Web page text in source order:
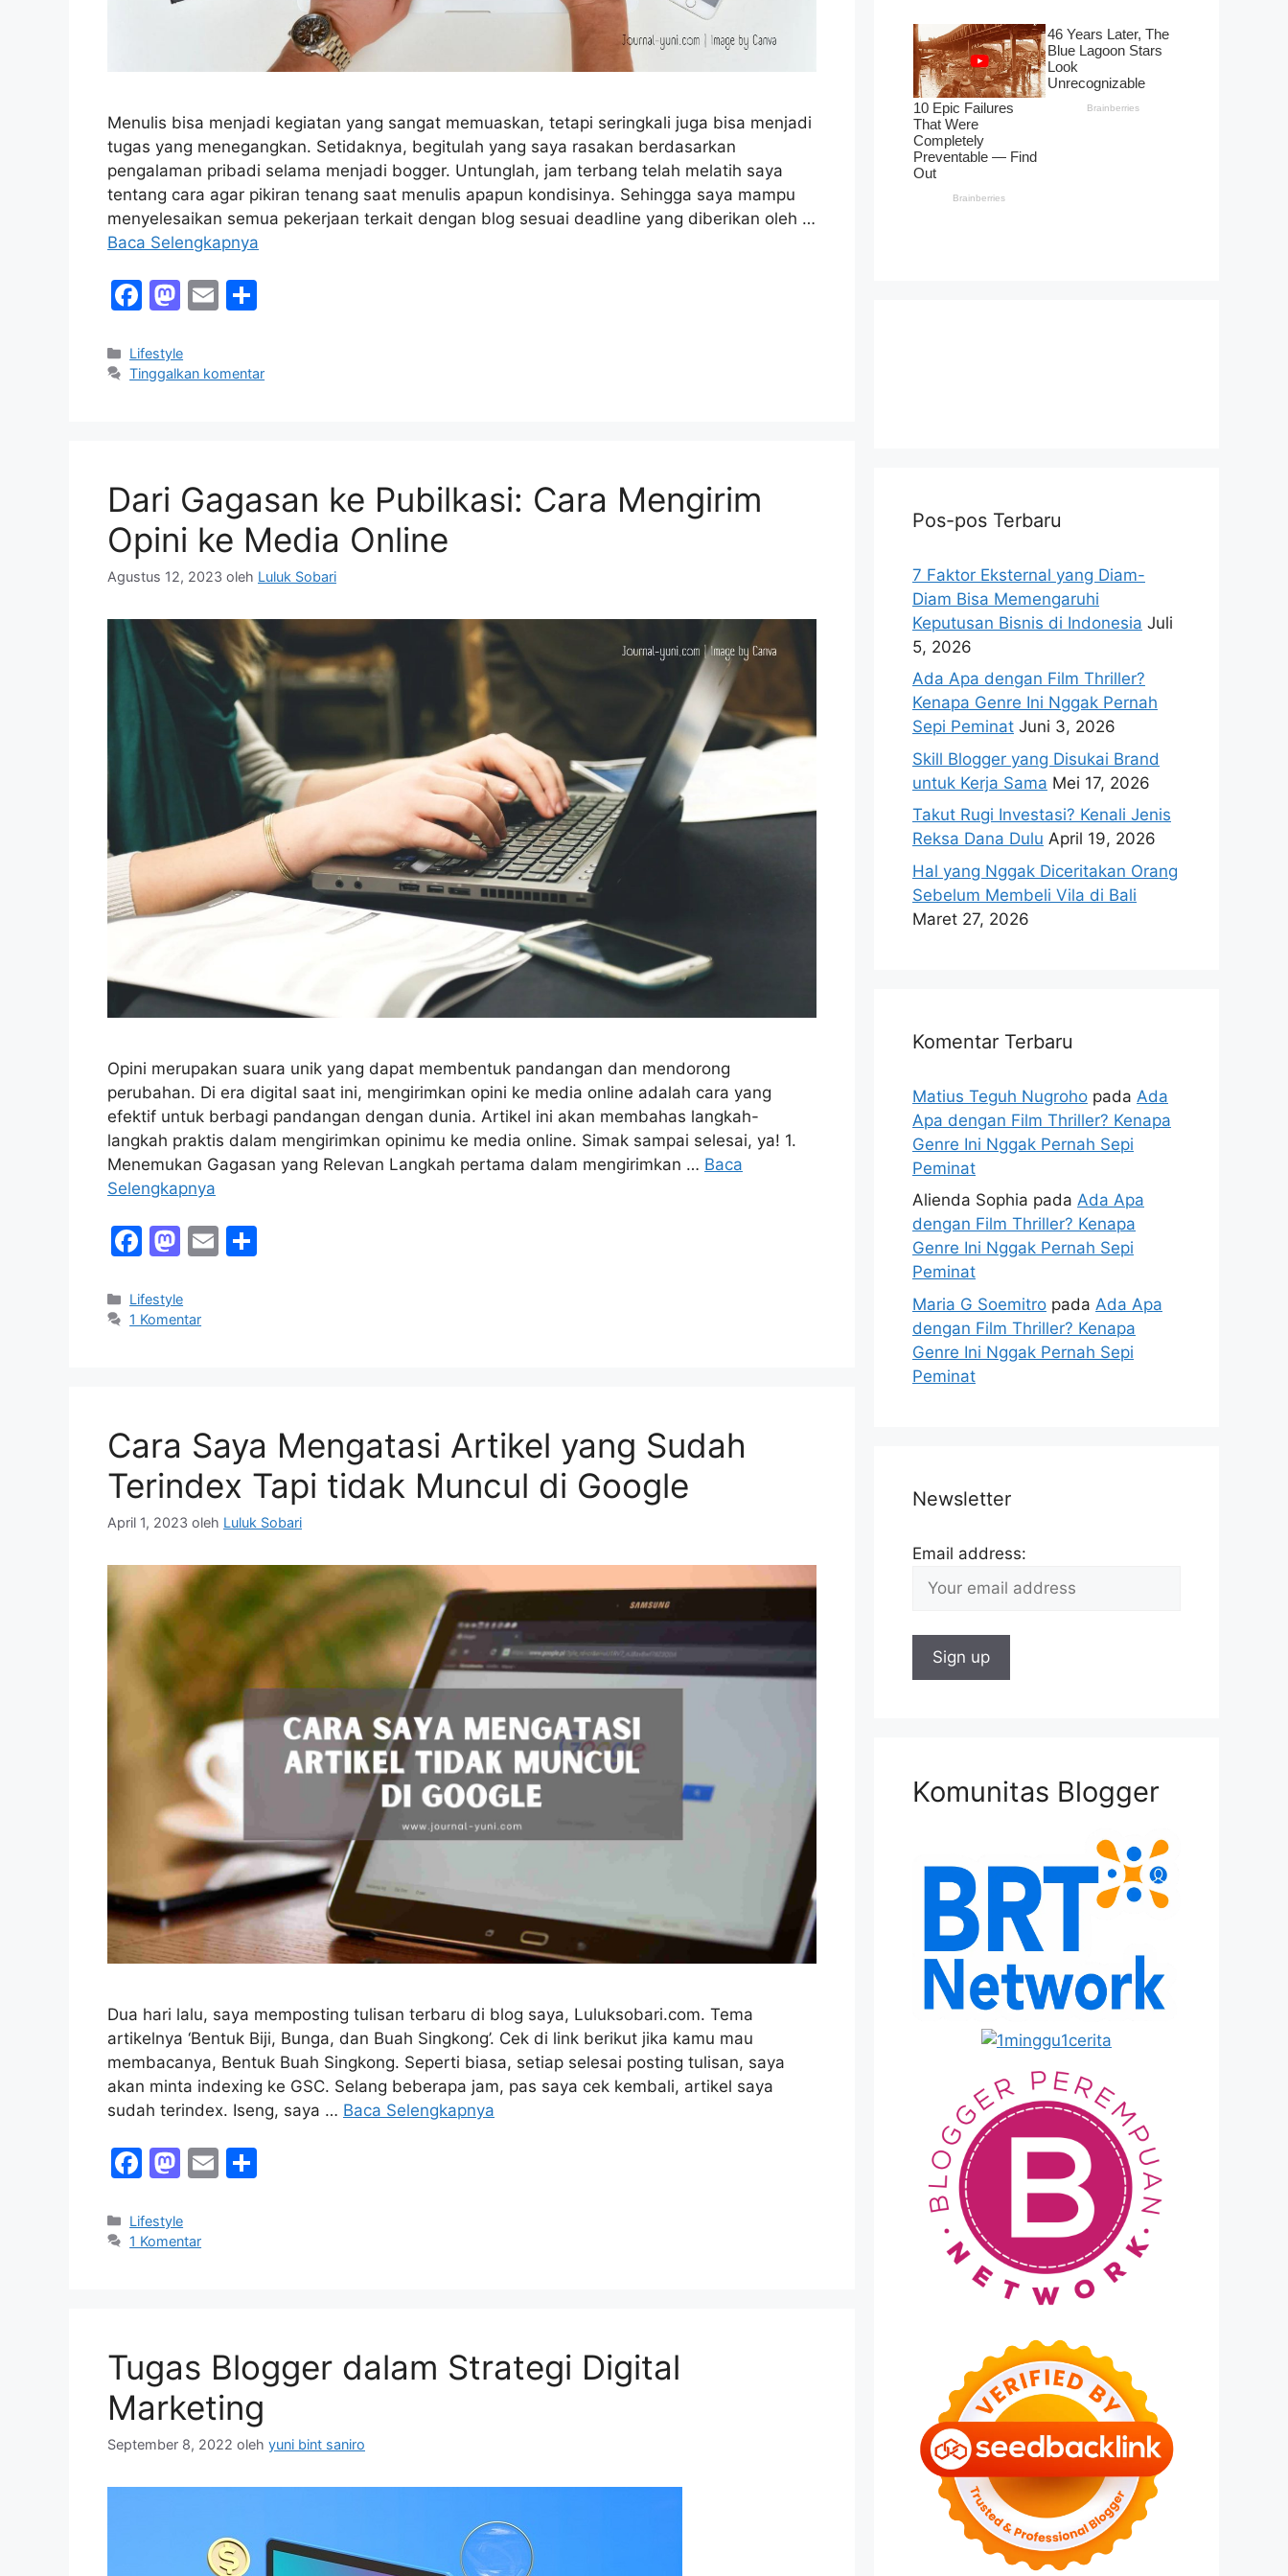
Menulis bisa menjadi kegiatan yang sangat memuaskan, tetapi seringkali juga bisa menjadi
tugas yang menegangkan. Setidaknya, begitulah yang saya rasakan berdasarkan
pengalaman pribadi selama menjadi bogger. Untunglah, jam terbang telah melatih saya
tentang cara agar pikiran tenang saat menulis apapun kondisinya. Sehingga saya mampu
menyelesaikan semua pekerjaan terkait dengan blog sesuai deadline yang diberikan oleh …
Baca Selengkapnya
F
c
e
k
M
st
o
n
E
l
e
Kategori
Lifestyle
Tinggalkan komentar
Dari Gagasan ke Pubilkasi: Cara Mengirim
Opini ke Media Online
Agustus 12, 2023 oleh Luluk Sobari
Opini merupakan suara unik yang dapat membentuk pandangan dan mendorong
perubahan. Di era digital saat ini, mengirimkan opini ke media online adalah cara yang
efektif untuk berbagi pandangan dengan dunia. Artikel ini akan membahas langkah-
langkah praktis dalam mengirimkan opinimu ke media online. Simak sampai selesai, ya! 1.
Menemukan Gagasan yang Relevan Langkah pertama dalam mengirimkan … Baca
Selengkapnya
F
c
e
k
M
st
o
n
E
Kategori
Lifestyle
1 Komentar
Cara Saya Mengatasi Artikel yang Sudah
Terindex Tapi tidak Muncul di Google
April 1, 2023 oleh Luluk Sobari
Dua hari lalu, saya memposting tulisan terbaru di blog saya, Luluksobari.com. Tema
artikelnya ‘Bentuk Biji, Bunga, dan Buah Singkong’. Cek di link berikut jika kamu mau
membacanya, Bentuk Buah Singkong. Seperti biasa, setiap selesai posting tulisan, saya
akan minta indexing ke GSC. Selang beberapa jam, pas saya cek kembali, artikel saya
sudah terindex. Iseng, saya … Baca Selengkapnya
F
c
e
k
M
st
o
E
Kategori
Lifestyle
1 Komentar
Tugas Blogger dalam Strategi Digital
Marketing
September 8, 2022 oleh yuni bint saniro
Pos-pos Terbaru
7 Faktor Eksternal yang Diam-
Diam Bisa Memengaruhi
Keputusan Bisnis di Indonesia Juli
5, 2026
Ada Apa dengan Film Thriller?
Kenapa Genre Ini Nggak Pernah
Sepi Peminat Juni 3, 2026
Skill Blogger yang Disukai Brand
untuk Kerja Sama Mei 17, 2026
Takut Rugi Investasi? Kenali Jenis
Reksa Dana Dulu April 19, 2026
Hal yang Nggak Diceritakan Orang
Sebelum Membeli Vila di Bali
Maret 27, 2026
Komentar Terbaru
Matius Teguh Nugroho pada Ada
Apa dengan Film Thriller? Kenapa
Genre Ini Nggak Pernah Sepi
Peminat
Alienda Sophia pada Ada Apa
dengan Film Thriller? Kenapa
Genre Ini Nggak Pernah Sepi
Peminat
Maria G Soemitro pada Ada Apa
dengan Film Thriller? Kenapa
Genre Ini Nggak Pernah Sepi
Peminat
Newsletter
Email address:
Komunitas Blogger